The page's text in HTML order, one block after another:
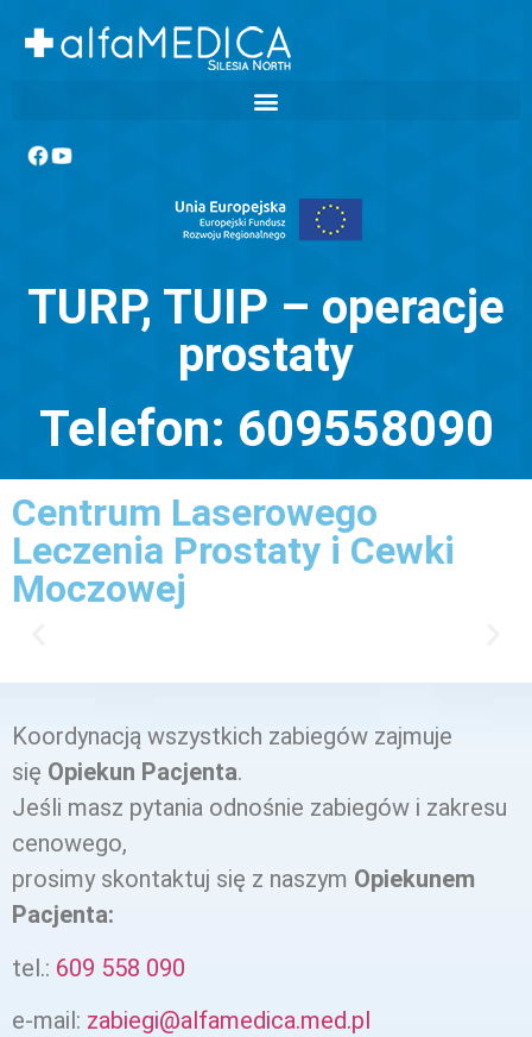
TURP, TUIP – operacje
prostaty
Telefon: 609558090
Centrum Laserowego
Leczenia Prostaty i Cewki
Moczowej
Koordynacją wszystkich zabiegów zajmuje
się Opiekun Pacjenta.
Jeśli masz pytania odnośnie zabiegów i zakresu
cenowego,
prosimy skontaktuj się z naszym Opiekunem
Pacjenta:
tel.: 609 558 090‬
e-mail: zabiegi@alfamedica.med.pl